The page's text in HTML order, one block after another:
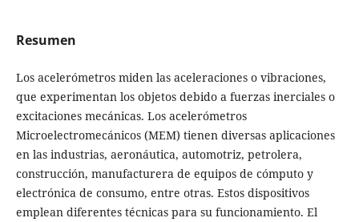
Resumen
Los acelerómetros miden las aceleraciones o vibraciones,
que experimentan los objetos debido a fuerzas inerciales o
excitaciones mecánicas. Los acelerómetros
Microelectromecánicos (MEM) tienen diversas aplicaciones
en las industrias, aeronáutica, automotriz, petrolera,
construcción, manufacturera de equipos de cómputo y
electrónica de consumo, entre otras. Estos dispositivos
emplean diferentes técnicas para su funcionamiento. El